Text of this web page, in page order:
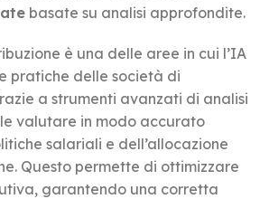
basate su analisi approfondite.
è una delle aree in cui l’IA
pratiche delle società di
a strumenti avanzati di analisi
valutare in modo accurato
salariali e dell’allocazione
Questo permette di ottimizzare
garantendo una corretta